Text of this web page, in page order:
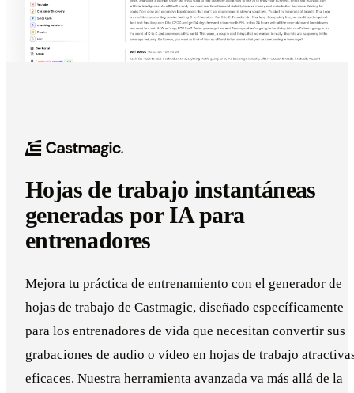
Hojas de trabajo instantáneas
generadas por IA para
entrenadores
Mejora tu práctica de entrenamiento con el generador de
hojas de trabajo de Castmagic, diseñado específicamente
para los entrenadores de vida que necesitan convertir sus
grabaciones de audio o vídeo en hojas de trabajo
eficaces. Nuestra herramienta avanzada va más allá de la